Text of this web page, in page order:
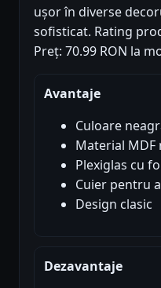
ușor în diverse
sofisticat. Rating
Preț: 70.99 RON la
Avantaje
Culoare
Material MDF
Plexiglas cu
Cuier pentru
Design clasic
Dezavantaje